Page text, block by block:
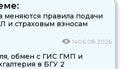
меняются правила подачи
и страховым взносам
1406.08.2026
обмен с ГИС ГМП и
в БГУ 2